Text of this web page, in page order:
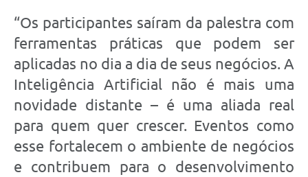
“Os participantes saíram da palestra com
ferramentas práticas que podem ser
aplicadas no dia a dia de seus negócios. A
Inteligência Artificial não é mais uma
novidade distante – é uma aliada real
para quem quer crescer. Eventos como
esse fortalecem o ambiente de negócios
e contribuem para o desenvolvimento